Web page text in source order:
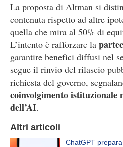
La proposta di Altman si
contenuta rispetto ad altre
quella che mira al 50% di
L’intento è rafforzare la
garantire benefici diffusi nel
segue il rinvio del rilascio
richiesta del governo,
coinvolgimento istituzionale
dell’AI.
Altri articoli
ChatGPT